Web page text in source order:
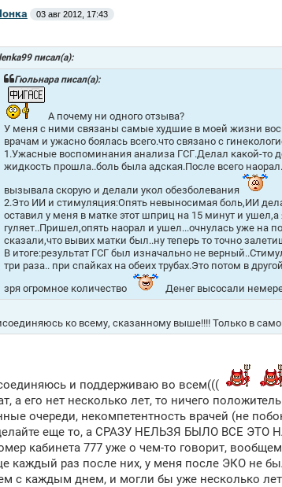
03 авг 2012, 17:43
писал(а):
Гюльнара писал(а):
А почему ни одного отзыва?
У меня с ними связаны самые худшие в моей жизни
врачам и ужасно боялась всего.что связано с
1.Ужасные воспоминания анализа ГСГ.Делал какой-то
жидкость прошла..боль была адская.После всего
вызывала скорую и делали укол обезболевания
2.Это ИИ и стимуляция:Опять невыносимая боль,ИИ
оставил у меня в матке этот шприц на 15 минут и
гуляет..Пришел,опять наорал и ушел...очнулась уже на
сказали,что вывих матки был..ну теперь то точно
В итоге:результат ГСГ был изначально не
три раза.. при спайках на обеих трубах.Это потом в
зря огромное количество
Денег высосали
ко всему, сказанному выше!!!! Только в
и поддерживаю во всем(((
а его нет несколько лет, то ничего
очереди, некомпетентность врачей (не
еще то, а СРАЗУ НЕЛЬЗЯ БЫЛО ВСЕ ЭТО
кабинета 777 уже о чем-то говорит,
каждый раз после них, у меня после ЭКО не
с каждым днем, и могли бы уже несколько